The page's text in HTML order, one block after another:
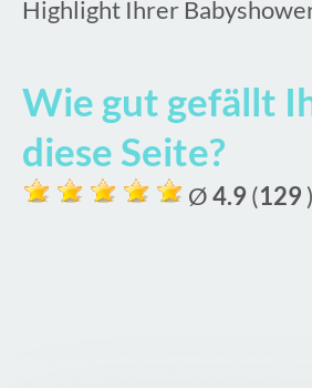
Highlight Ihrer
Wie gut gefällt
diese Seite?
Ø4.9 (129 )